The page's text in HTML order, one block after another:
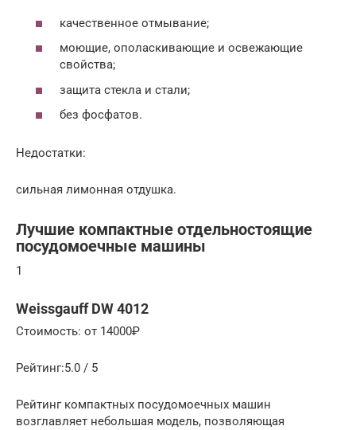
качественное отмывание;
моющие, ополаскивающие и освежающие
свойства;
защита стекла и стали;
без фосфатов.
Недостатки:
сильная лимонная отдушка.
Лучшие компактные отдельностоящие
посудомоечные машины
1
Weissgauff DW 4012
Стоимость: от 14000₽
Рейтинг:5.0 / 5
Рейтинг компактных посудомоечных машин
возглавляет небольшая модель, позволяющая